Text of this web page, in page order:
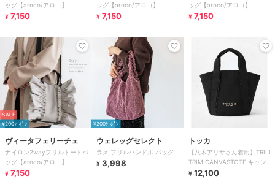
ッグ【aroco/アロコ】
¥ 7,150
ッグ【aroco/アロコ】
¥ 7,150
ッグ【aroco/アロコ】
¥ 7,150
SALE
¥200ｸｰﾎﾟﾝ
ヴィータフェリーチェ
ナイロン2wayフリルトートバ
ッグ【aroco/アロコ】
¥ 7,150
¥200ｸｰﾎﾟﾝ
ウェレッグセレクト
ラメ フリルハンドル バッグ
¥ 3,998
トッカ
【八木アリサさん着用】TRILL
TRIM CANVASTOTE キャンバ
ストートバッグ
¥ 12,100